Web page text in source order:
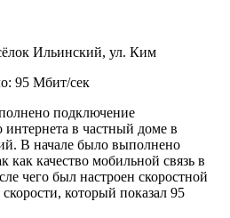
Ильинский, ул. Ким
95 Мбит/сек
подключение
интернета в частный доме в
В начале было выполнено
как качество мобильной связь в
чего был настроен скоростной
который показал 95